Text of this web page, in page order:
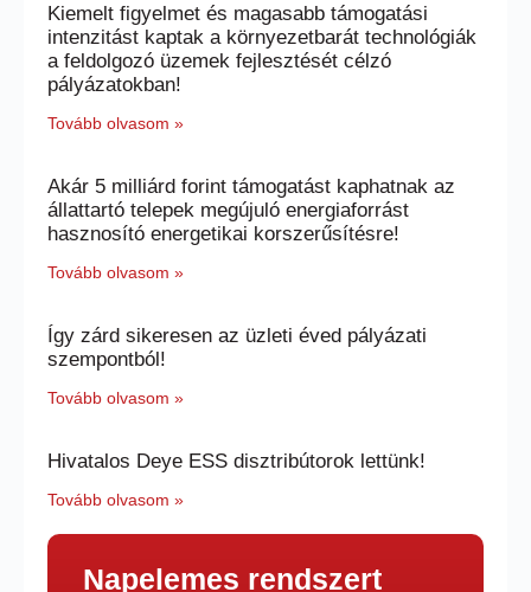
Kiemelt figyelmet és magasabb támogatási
intenzitást kaptak a környezetbarát technológiák
a feldolgozó üzemek fejlesztését célzó
pályázatokban!
Tovább olvasom »
Akár 5 milliárd forint támogatást kaphatnak az
állattartó telepek megújuló energiaforrást
hasznosító energetikai korszerűsítésre!
Tovább olvasom »
Így zárd sikeresen az üzleti éved pályázati
szempontból!
Tovább olvasom »
Hivatalos Deye ESS disztribútorok lettünk!
Tovább olvasom »
Napelemes rendszert